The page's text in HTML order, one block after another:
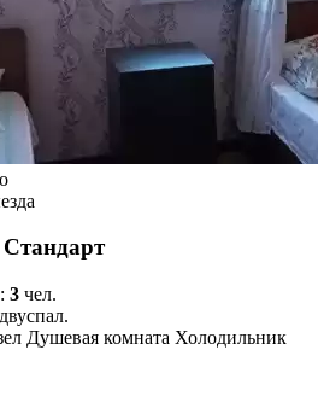
3 чел.
двуспал.
Душевая комната Холодильник